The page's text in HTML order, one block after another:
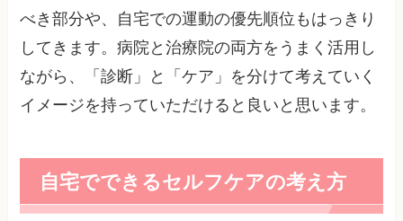
べき部分や、自宅での運動の優先順位もはっきり
してきます。病院と治療院の両方をうまく活用し
ながら、「診断」と「ケア」を分けて考えていく
イメージを持っていただけると良いと思います。
自宅でできるセルフケアの考え方